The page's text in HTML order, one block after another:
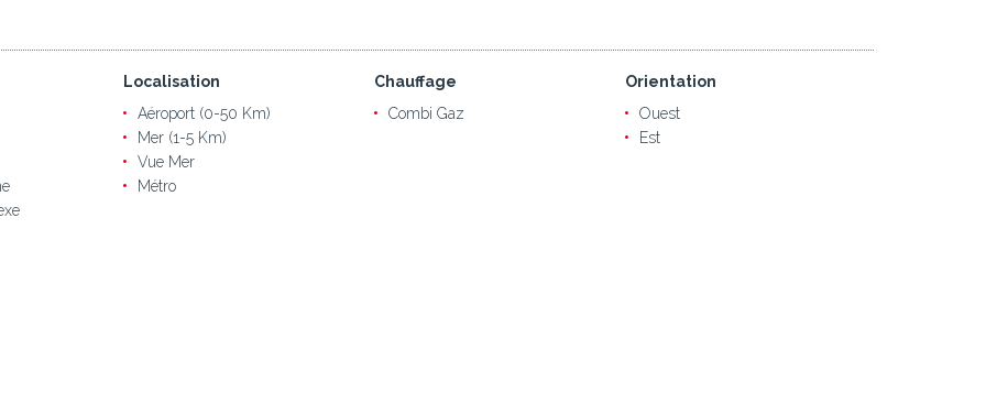
Localisation
Aéroport (0-50 Km)
Mer (1-5 Km)
Vue Mer
Métro
Chauffage
Combi Gaz
Orientation
Ouest
Est